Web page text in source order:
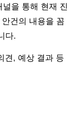
을 통해 현재 진
건의 내용을 꼼
다.
견, 예상 결과 등